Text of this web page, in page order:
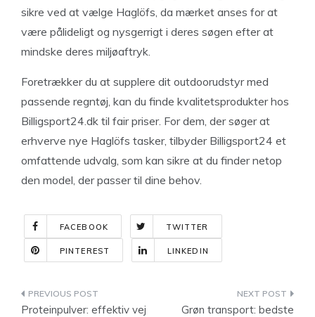
sikre ved at vælge Haglöfs, da mærket anses for at
være pålideligt og nysgerrigt i deres søgen efter at
mindske deres miljøaftryk.
Foretrækker du at supplere dit outdoorudstyr med
passende regntøj, kan du finde kvalitetsprodukter hos
Billigsport24.dk til fair priser. For dem, der søger at
erhverve nye Haglöfs tasker, tilbyder Billigsport24 et
omfattende udvalg, som kan sikre at du finder netop
den model, der passer til dine behov.
FACEBOOK TWITTER
PINTEREST LINKEDIN
Indlægsnavigation
Proteinpulver: effektiv vej
Grøn transport: bedste